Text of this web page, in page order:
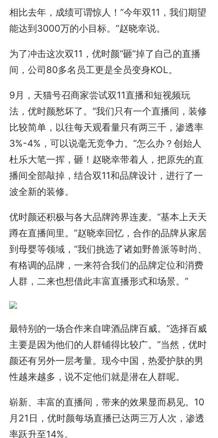
相比去年，成绩可谓惊人！“今年双11，我们期望
能达到3000万的小目标。”赵晓幸说。
为了冲击这次双11，优时颜“砸”掉了自己的直播
间，公司80多名员工更是全员变身KOL。
9月，天猫号召商家尝试双11直播和短视频玩
法，优时颜愁坏了。“我们只有一个直播间，装修
比较简单，以往每天观看量只有两三千，渗透率
3%-4%，可以说毫无竞争力。”怎么办？创始人
杜乐大笔一挥，砸！赵晓幸带着人，把原先的直
播间全部敲掉，结合双11和品牌设计，进行了一
波全新的装修。
优时颜还积极与各大品牌跨界连麦。“基本上天天
蹲在直播间里。”赵晓幸回忆，合作的品牌从家居
到母婴等领域，“我们挑选了诸如野兽派等时尚、
有格调的品牌，一来符合我们的品牌定位和消费
人群，二来也想借此丰富直播形式和场景。”
最特别的一场合作来自啤酒品牌百威。“选择百威
主要是因为他们的人群铺得比较广。”当然，优时
颜还有另外一层考量。现今中国，热爱护肤的男
性越来越多，说不定他们就是潜在人群呢。
崭新、丰富的直播间，带来的效果显而易见。10
月21日，优时颜每场直播已达两三万人次，渗透
率跃升至14%。